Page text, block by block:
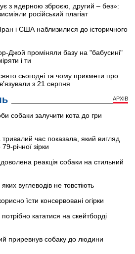
з ядерною зброєю, другий – без»:
російський плагіат
і США наблизилися до історичного
Джой проміняли базу на "бабусині"
і ти
сьогодні та чому прикмети про
з 21 серпня
АРХІВ
собаки залучити кота до гри
час показала, який вигляд
річної зірки
реакція собаки на стильний
вуглеводів не товстіють
їсти консервовані огірки
потрібно кататися на скейтборді
приревнув собаку до людини